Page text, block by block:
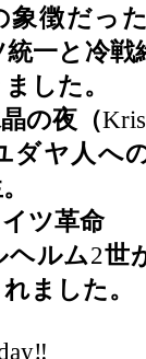
象徴だっ
一と冷戦
した。
の夜（
ダヤ人へ
イツ革命
ヘルム2世
ました。